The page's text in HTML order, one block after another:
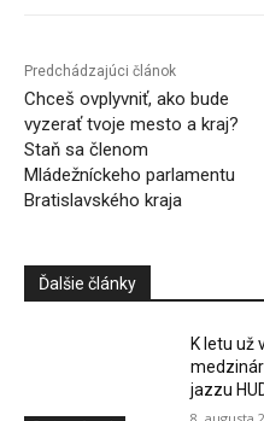
Predchádzajúci článok
Chceš ovplyvniť, ako bude
vyzerať tvoje mesto a kraj?
Staň sa členom
Mládežníckeho parlamentu
Bratislavského kraja
Ďalšie články
K letu už
jazzu